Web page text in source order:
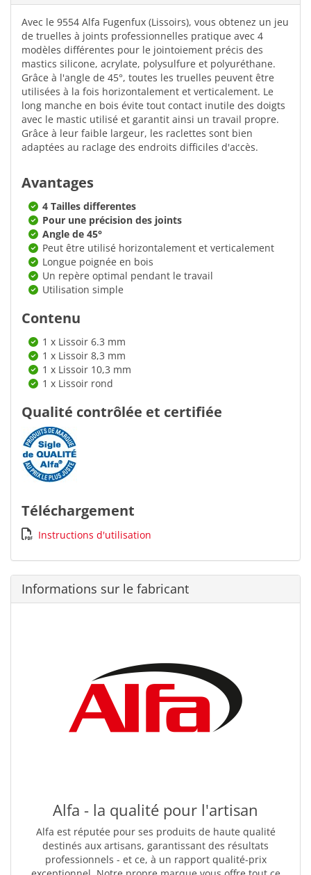
Avec le 9554 Alfa Fugenfux (Lissoirs), vous obtenez un jeu
de truelles à joints professionnelles pratique avec 4
modèles différentes pour le jointoiement précis des
mastics silicone, acrylate, polysulfure et polyuréthane.
Grâce à l'angle de 45°, toutes les truelles peuvent être
utilisées à la fois horizontalement et verticalement. Le
long manche en bois évite tout contact inutile des doigts
avec le mastic utilisé et garantit ainsi un travail propre.
Grâce à leur faible largeur, les raclettes sont bien
adaptées au raclage des endroits difficiles d'accès.
Avantages
4 Tailles differentes
Pour une précision des joints
Angle de 45°
Peut être utilisé horizontalement et verticalement
Longue poignée en bois
Un repère optimal pendant le travail
Utilisation simple
Contenu
1 x Lissoir 6.3 mm
1 x Lissoir 8,3 mm
1 x Lissoir 10,3 mm
1 x Lissoir rond
Qualité contrôlée et certifiée
Téléchargement
Instructions d'utilisation
Informations sur le fabricant
Alfa - la qualité pour l'artisan
Alfa est réputée pour ses produits de haute qualité
destinés aux artisans, garantissant des résultats
professionnels - et ce, à un rapport qualité-prix